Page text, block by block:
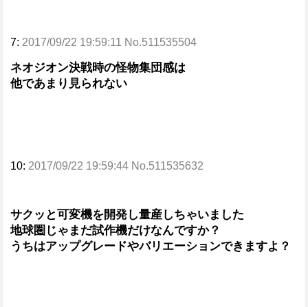
7: 2017/09/22 19:59:11 No.511535504
ネオジオン決戦時の怪物集団感は
他であまり見られない
10: 2017/09/22 19:59:44 No.511535632
サクッと可変機を開発し量産しちゃいました
地球圏じゃまだ試作機だけなんですか？
うちはアップグレードやバリエーションできますよ？